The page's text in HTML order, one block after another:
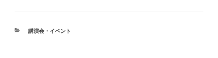
カ
講演会・イベント